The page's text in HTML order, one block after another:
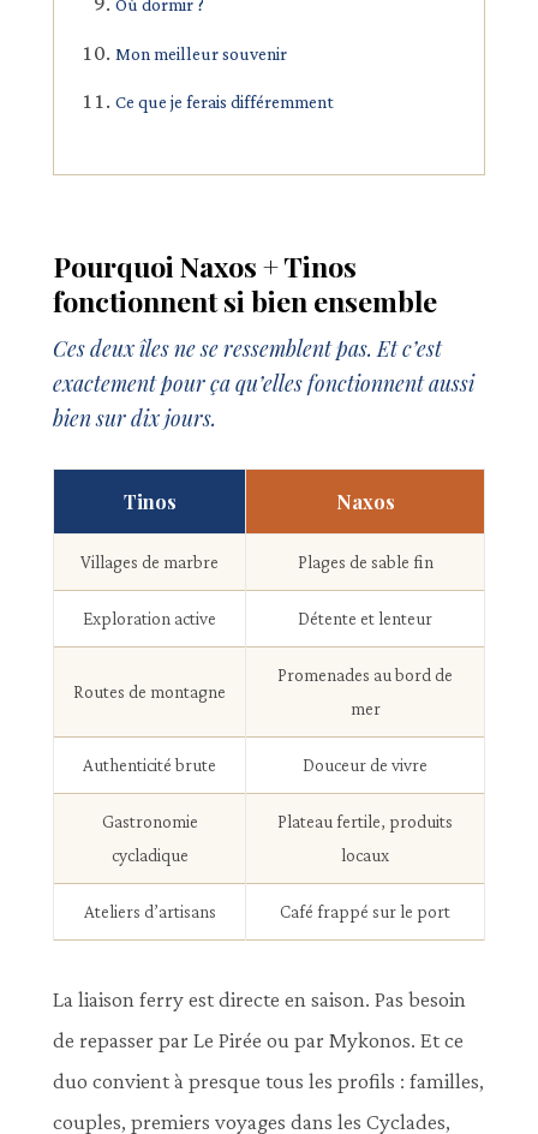
Où dormir ?
Mon meilleur souvenir
Ce que je ferais différemment
Pourquoi Naxos + Tinos
fonctionnent si bien ensemble
Ces deux îles ne se ressemblent pas. Et c’est
exactement pour ça qu’elles fonctionnent aussi
bien sur dix jours.
Tinos Naxos
Villages de marbre Plages de sable fin
Exploration active Détente et lenteur
Routes de montagne
Promenades au bord de
mer
Authenticité brute Douceur de vivre
Gastronomie
cycladique
Plateau fertile, produits
locaux
Ateliers d’artisans Café frappé sur le port
La liaison ferry est directe en saison. Pas besoin
de repasser par Le Pirée ou par Mykonos. Et ce
duo convient à presque tous les profils : familles,
couples, premiers voyages dans les Cyclades,